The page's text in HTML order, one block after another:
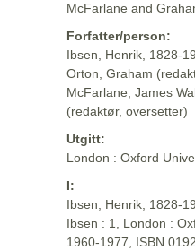
McFarlane and
Forfatter/person:
Ibsen, Henrik, 1828-
Orton, Graham
McFarlane, James
(redaktør, oversetter)
Utgitt:
London : Oxford
I:
Ibsen, Henrik, 1828-
Ibsen : 1, London :
1960-1977, ISBN